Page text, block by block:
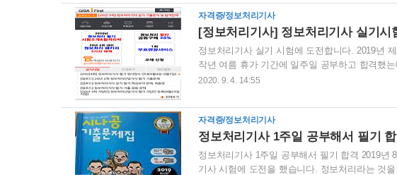
른 시험을 준비하느라 더 이상 공부를 하지 않고
도 대폭 변경되어 처음부터 다시 공부를 하여야
가 ‘시나공’과 ‘수제비’ 2종의 교재로 압축을..
자격증/정보처리기사
[정보처리기사] 정보처리기사 실기시
정보처리기사 실기 시험에 도전합니다. 2019년
작년 여름 휴가 기간에 일주일 공부하고 합격했
1주일 공부해서 필기 합격 이후에 실기시험에 도
않습니다. 하지만 더 이상 지체하다가는 유예기
지금 시작하려고 합니다. 2020년 제3회 기사 실
부라는 것이 아무리 일찍 시작을 하고 준비를 하..
2020. 9. 4. 14:55
자격증/정보처리기사
정보처리기사 1주일 공부해서 필기
정보처리기사 1주일 공부해서 필기 합격 2019년
기사 시험에 도전을 했습니다. 정보처리라는 것